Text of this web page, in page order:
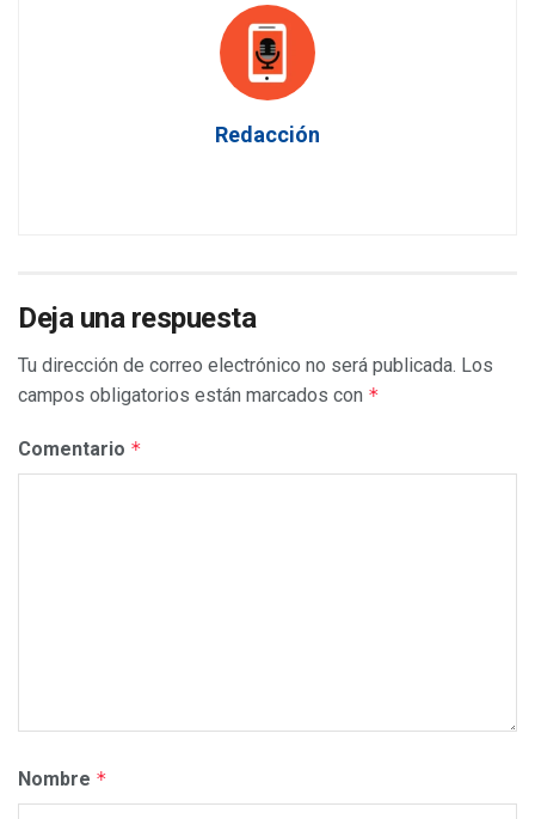
Redacción
Deja una respuesta
Tu dirección de correo electrónico no será publicada. Los
campos obligatorios están marcados con *
Comentario *
Nombre *